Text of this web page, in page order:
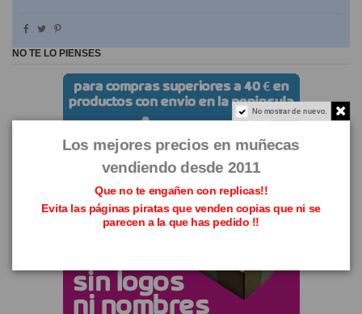
NO TE LO PIENSES
No mostrar de nuevo.
Los mejores precios en muñecas
vendiendo desde 2011
Que no te engañen con replicas!!
Evita las páginas piratas que venden copias que ni se
parecen a la que has pedido !!